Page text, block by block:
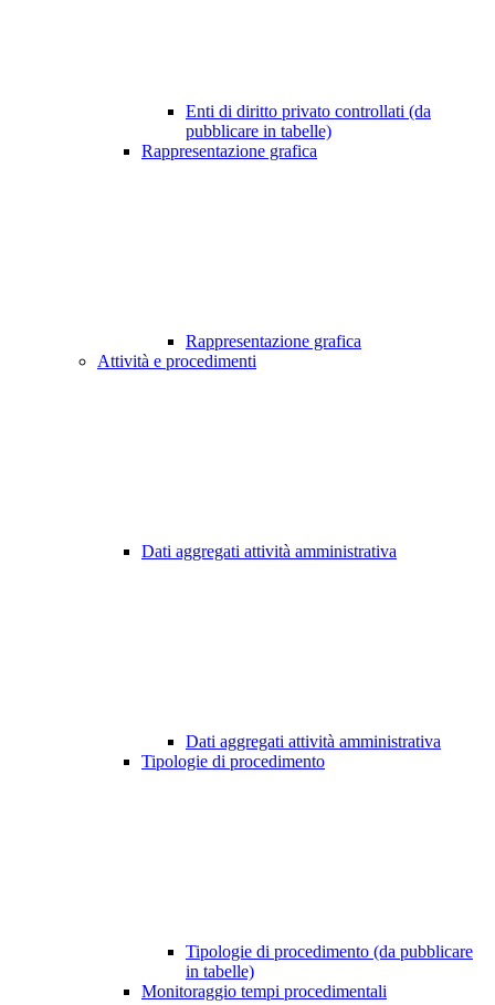
Enti di diritto privato controllati (da
pubblicare in tabelle)
Rappresentazione grafica
Rappresentazione grafica
Attività e procedimenti
Dati aggregati attività amministrativa
Dati aggregati attività amministrativa
Tipologie di procedimento
Tipologie di procedimento (da pubblicare
in tabelle)
Monitoraggio tempi procedimentali